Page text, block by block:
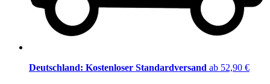
Deutschland: Kostenloser Standardversand ab 52,90 €